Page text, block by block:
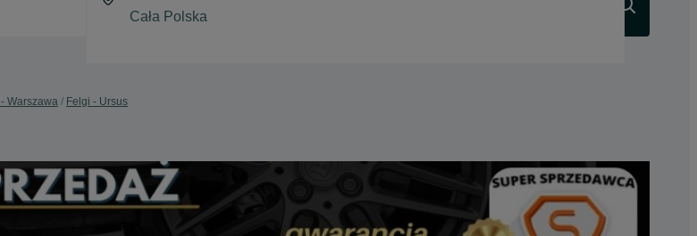
Warszawa Felgi - Ursus